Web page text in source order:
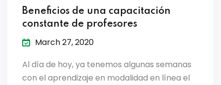
Beneficios de una capacitación
constante de profesores
March 27, 2020
Al día de hoy, ya tenemos algunas semanas
con el aprendizaje en modalidad en línea el